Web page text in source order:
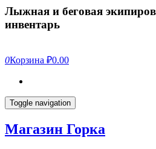
Лыжная и беговая
инвентарь
0Корзина ₽0.00
Toggle navigation
Магазин Горка